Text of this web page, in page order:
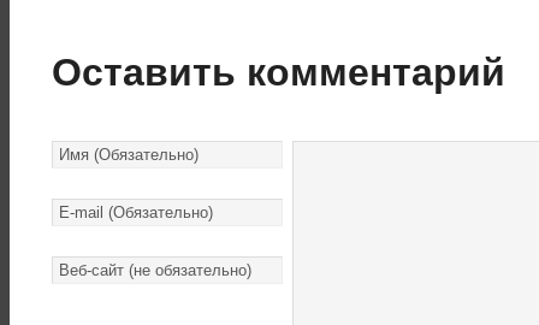
Оставить комментарий